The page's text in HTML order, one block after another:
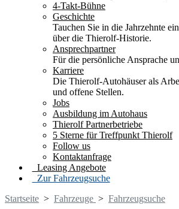
4-Takt-Bühne
Geschichte
Tauchen Sie in die Jahrzehnte
über die Thierolf-Historie.
Ansprechpartner
Für die persönliche Ansprache
Karriere
Die Thierolf-Autohäuser als
und offene Stellen.
Jobs
Ausbildung im Autohaus
Thierolf Partnerbetriebe
5 Sterne für Treffpunkt Thierolf
Follow us
Kontaktanfrage
Leasing Angebote
Zur Fahrzeugsuche
Startseite > Fahrzeuge > Fahrzeugsuche